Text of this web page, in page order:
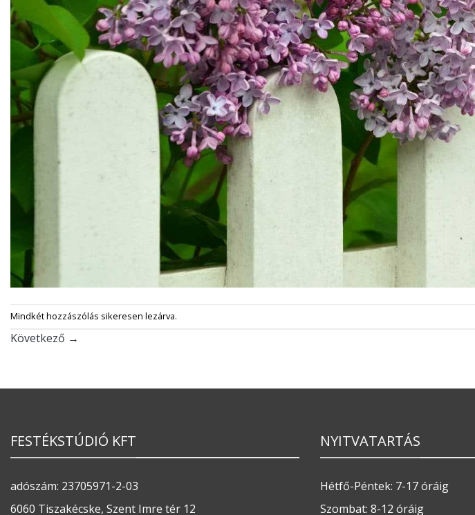
Mindkét hozzászólás sikeresen lezárva.
Következő →
FESTÉKSTÚDIÓ KFT
adószám: 23705971-2-03
6060 Tiszakécske, Szent Imre tér 12
NYITVATARTÁS
Hétfő-Péntek: 7-17 óráig
Szombat: 8-12 óráig